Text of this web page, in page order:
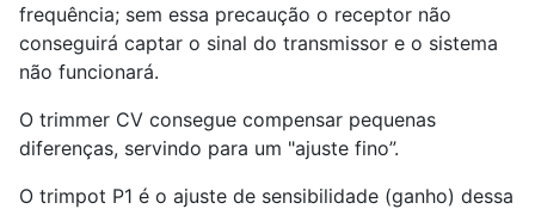
frequência; sem essa precaução o receptor não
conseguirá captar o sinal do transmissor e o sistema
não funcionará.
O trimmer CV consegue compensar pequenas
diferenças, servindo para um "ajuste fino”.
O trimpot P1 é o ajuste de sensibilidade (ganho) dessa